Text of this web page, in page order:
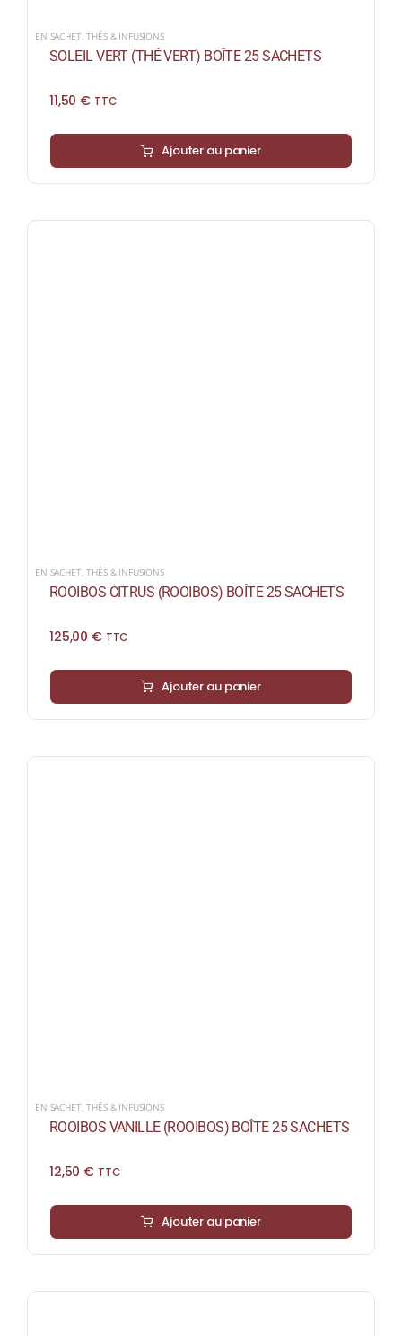
EN SACHET,THÉS & INFUSIONS
SOLEIL VERT (THÉ VERT) BOÎTE 25 SACHETS
11,50 € TTC
Ajouter au panier
EN SACHET,THÉS & INFUSIONS
ROOIBOS CITRUS (ROOIBOS) BOÎTE 25 SACHETS
125,00 € TTC
Ajouter au panier
EN SACHET,THÉS & INFUSIONS
ROOIBOS VANILLE (ROOIBOS) BOÎTE 25 SACHETS
12,50 € TTC
Ajouter au panier